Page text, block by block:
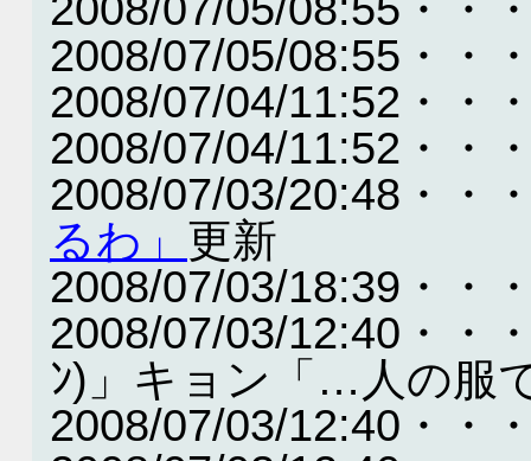
2008/07/05/08:55・・
2008/07/04/11:52・・
2008/07/04/11:52・・
2008/07/03/20:48・・
るわ」 更新
2008/07/03/18:39・・
2008/07/03/12:40・・
ﾝ)」キョン「…人の服
2008/07/03/12:40・・